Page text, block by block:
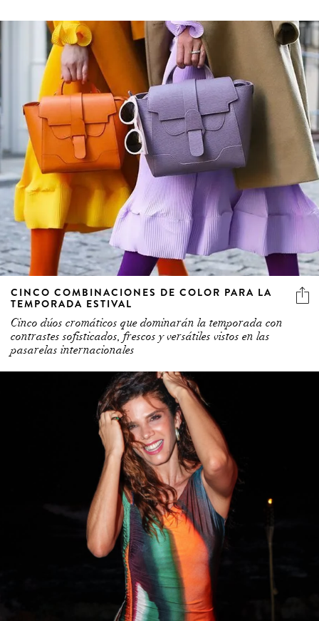
CINCO COMBINACIONES DE COLOR PARA LA
TEMPORADA ESTIVAL
Cinco dúos cromáticos que dominarán la temporada con
contrastes sofisticados, frescos y versátiles vistos en las
pasarelas internacionales